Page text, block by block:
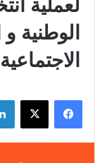
لعملية
الوطنية
الاجتماعية
فيسبوك X